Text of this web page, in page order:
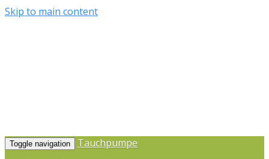
Skip to main content
Toggle navigation
Tauchpumpe